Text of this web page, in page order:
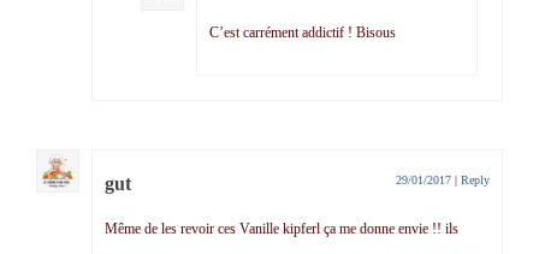
C’est carrément addictif ! Bisous
gut 29/01/2017 | Reply
Même de les revoir ces Vanille kipferl ça me donne envie !! ils